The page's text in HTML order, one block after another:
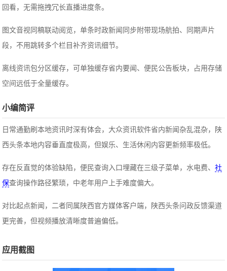
回看，无需拖拽冗长直播进度条。
图文音视同稿联动阅览，单条时政新闻同步附带现场航拍、同期声片
段，不用跳转多个栏目补齐资讯细节。
离线资讯包分区缓存，可单独缓存省内要闻、便民公告板块，占用存储
空间远低于全量缓存。
小编简评
日常通勤刷本地资讯时深有体会，大众资讯软件省内新闻杂乱混杂，陕
西头条本地内容垂直度极高，但娱乐、生活休闲内容更新频率极低。
存在反直觉的体验缺陷，便民查询入口埋藏在三级子菜单，水电费、社
保查询操作路径繁琐，中老年用户上手难度偏大。
对比起点新闻，二者同属陕西官方媒体客户端，陕西头条问政反馈渠道
更完善，但视频播放清晰度普遍偏低。
应用截图